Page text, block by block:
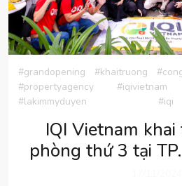
#grandopening #khaitruong
#propertyagency
#iqivietnam
#lakimmyduyen
#iqi
IQI Vietnam
phòng thứ 3 tại